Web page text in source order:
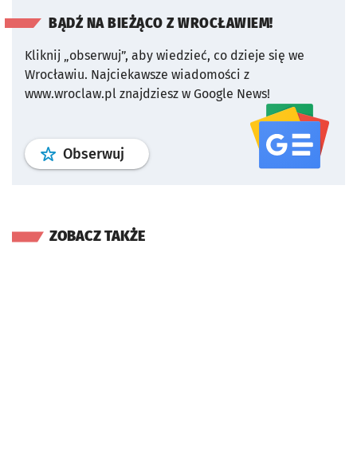
BĄDŹ NA BIEŻĄCO Z WROCŁAWIEM!
Kliknij „obserwuj”, aby wiedzieć, co dzieje się we
Wrocławiu. Najciekawsze wiadomości z
www.wroclaw.pl znajdziesz w Google News!
Obserwuj profil serwisu
ZOBACZ TAKŻE